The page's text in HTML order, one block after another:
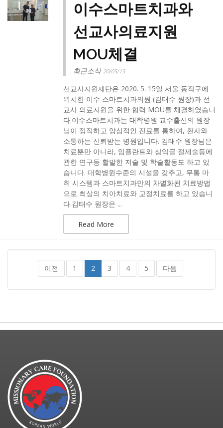
이수스마트치과와
선교사의료지원
MOU체결
최근소식 20/05/15
선교사지원재단은 2020. 5. 15일 서울 동작구에
위치한 이수 스마트치과의원 (김태수 원장)과 선
교사 의료지원을 위한 협력 MOU를 체결하였습니
다.​이수스마트치과는 대학병원 교수출신의 원장
님이 정직하고 양심적인 진료를 통하여, 환자와
소통하는 신뢰받는 병원입니다. 김태수 원장님은
치료뿐만 아니라, 임플란트와 상악골 절제술등에
관한 연구등 활발한 저술 및 학술활동도 하고 있
습니다. 대학병원수준의 시설을 갖추고, 무통 마
취 시스템과 스마트치과만의 차별화된 치료방법
으로 최상의 치아치료와 교정치료를 하고 있습니
다.​김태수 원장은 ...
Read More
이전 1 2 3 4 5 다음